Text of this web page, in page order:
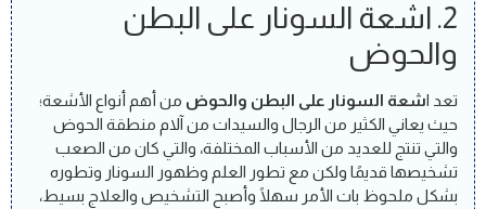
2. اشعة السونار على البطن
والحوض
تعد اشعة السونار على البطن والحوض من أهم أنواع الأشعة؛
حيث يعاني الكثير من الرجال والسيدات من آلام منطقة الحوض
والتي تنتج للعديد من الأسباب المختلفة، والتي كان من الصعب
تشخيصها قديمًا ولكن مع تطور العلم وظهور السونار وتطوره
بشكل ملحوظ بات الأمر سهلًا وأصبح التشخيص والعلاج بسيط،